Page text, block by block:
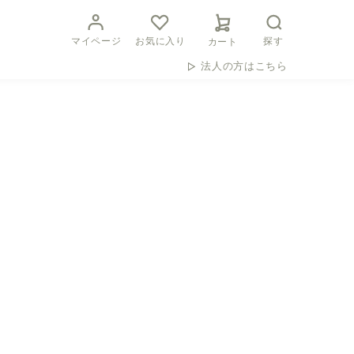
マイページ お気に入り カート 探す
法人の方はこちら